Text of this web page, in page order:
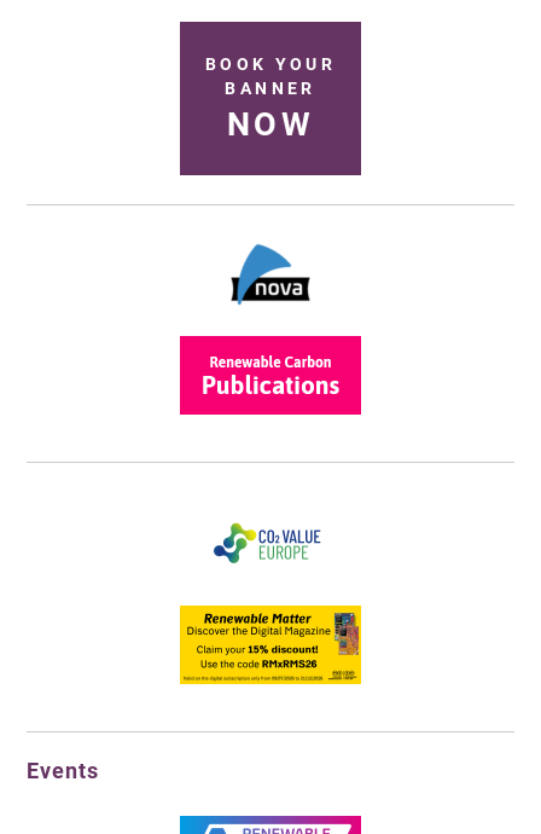
BOOK YOUR
BANNER
NOW
Events